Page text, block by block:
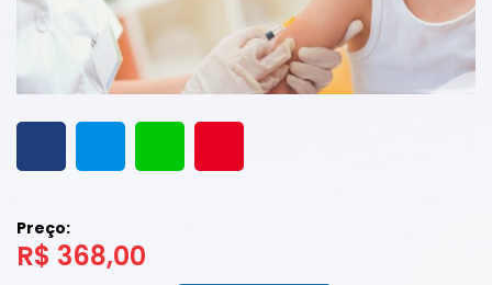
Preço:
R$ 368,00